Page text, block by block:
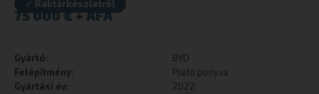
✓ Raktárkészletről
75 000€
Gyártó:
BYD
Felépítmény:
Plató ponyva
Gyártási év:
2022